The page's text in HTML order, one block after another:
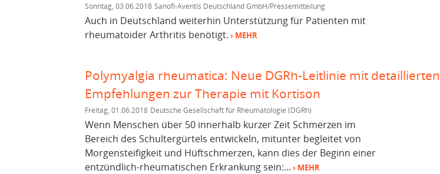
Sonntag, 03.06.2018 Sanofi-Aventis Deutschland GmbH/Pressemitteilung
Auch in Deutschland weiterhin Unterstützung für Patienten mit
rheumatoider Arthritis benötigt. › MEHR
Polymyalgia rheumatica: Neue DGRh-Leitlinie mit detaillierten
Empfehlungen zur Therapie mit Kortison
Freitag, 01.06.2018 Deutsche Gesellschaft für Rheumatologie (DGRh)
Wenn Menschen über 50 innerhalb kurzer Zeit Schmerzen im
Bereich des Schultergürtels entwickeln, mitunter begleitet von
Morgensteifigkeit und Hüftschmerzen, kann dies der Beginn einer
entzündlich-rheumatischen Erkrankung sein:... › MEHR